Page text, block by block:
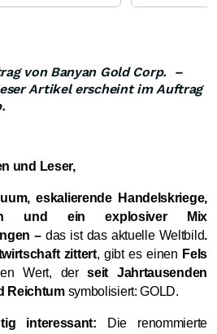
von Banyan Gold Corp. –
Artikel erscheint im Auftrag
und Leser,
eskalierende Handelskriege,
und ein explosiver Mix
–das ist das aktuelle Weltbild.
zittert, gibt es einen Fels
Wert, derseit Jahrtausenden
Reichtumsymbolisiert: GOLD.
interessant: Die renommierte